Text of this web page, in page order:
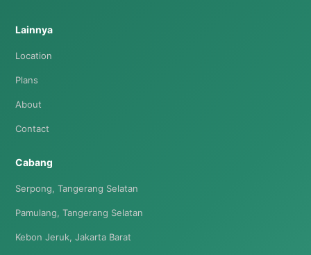
Lainnya
Location
Plans
About
Contact
Cabang
Serpong, Tangerang Selatan
Pamulang, Tangerang Selatan
Kebon Jeruk, Jakarta Barat